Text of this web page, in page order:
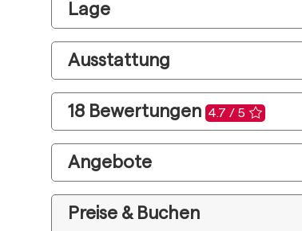
Lage
Ausstattung
18 Bewertungen 4.7 / 5
Angebote
Preise & Buchen